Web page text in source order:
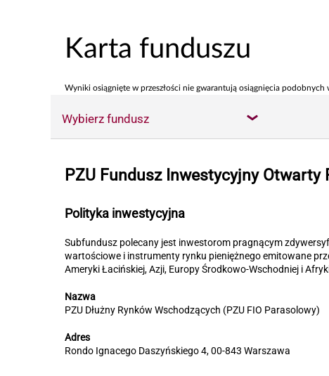
Karta funduszu
Wyniki osiągnięte w przeszłości nie gwarantują osiągnięcia podobnych
Wybierz fundusz
PZU Fundusz Inwestycyjny
Polityka inwestycyjna
Subfundusz polecany jest inwestorom pragnącym
wartościowe i instrumenty rynku pieniężnego emitowane
Ameryki Łacińskiej, Azji, Europy Środkowo-Wschodniej i
Nazwa
PZU Dłużny Rynków Wschodzących (PZU FIO Parasolowy)
Adres
Rondo Ignacego Daszyńskiego 4, 00-843 Warszawa